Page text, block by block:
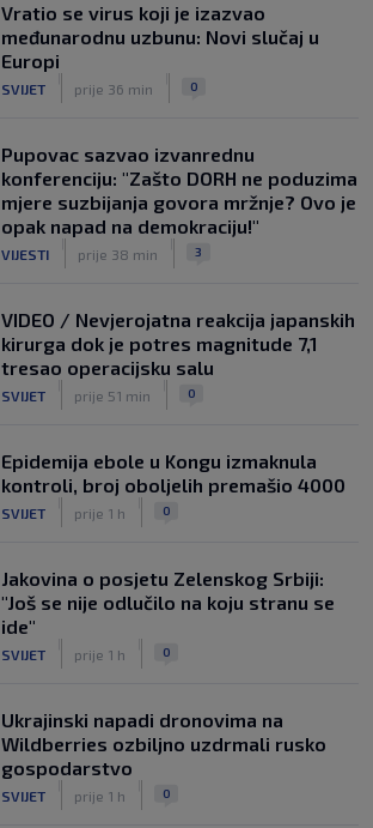
Vratio se virus koji je izazvao
međunarodnu uzbunu: Novi slučaj u
Europi
SVIJET prije 36 min 0
Pupovac sazvao izvanrednu
konferenciju: "Zašto DORH ne poduzima
mjere suzbijanja govora mržnje? Ovo je
opak napad na demokraciju!"
VIJESTI prije 38 min 3
VIDEO / Nevjerojatna reakcija japanskih
kirurga dok je potres magnitude 7,1
tresao operacijsku salu
SVIJET prije 51 min 0
Epidemija ebole u Kongu izmaknula
kontroli, broj oboljelih premašio 4000
SVIJET prije 1 h 0
Jakovina o posjetu Zelenskog Srbiji:
"Još se nije odlučilo na koju stranu se
ide"
SVIJET prije 1 h 0
Ukrajinski napadi dronovima na
Wildberries ozbiljno uzdrmali rusko
gospodarstvo
SVIJET prije 1 h 0